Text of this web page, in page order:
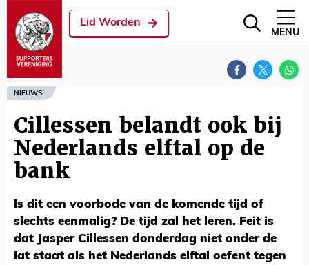
Lid Worden
MENU
NIEUWS
Cillessen belandt ook bij
Nederlands elftal op de
bank
Is dit een voorbode van de komende tijd of
slechts eenmalig? De tijd zal het leren. Feit is
dat Jasper Cillessen donderdag niet onder de
lat staat als het Nederlands elftal oefent tegen